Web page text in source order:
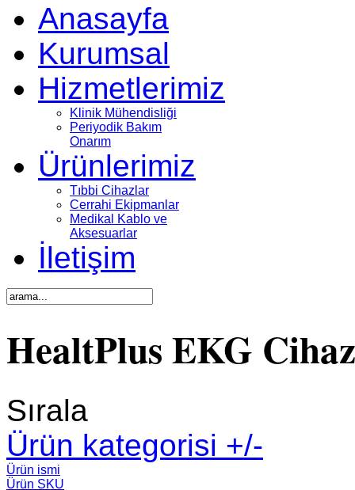
Anasayfa
Kurumsal
Hizmetlerimiz
Klinik Mühendisliği
Periyodik Bakım
Onarım
Ürünlerimiz
Tıbbi Cihazlar
Cerrahi Ekipmanlar
Medikal Kablo ve
Aksesuarlar
İletişim
HealtPlus EKG
Sırala
Ürün kategorisi +/-
Ürün ismi
Ürün SKU